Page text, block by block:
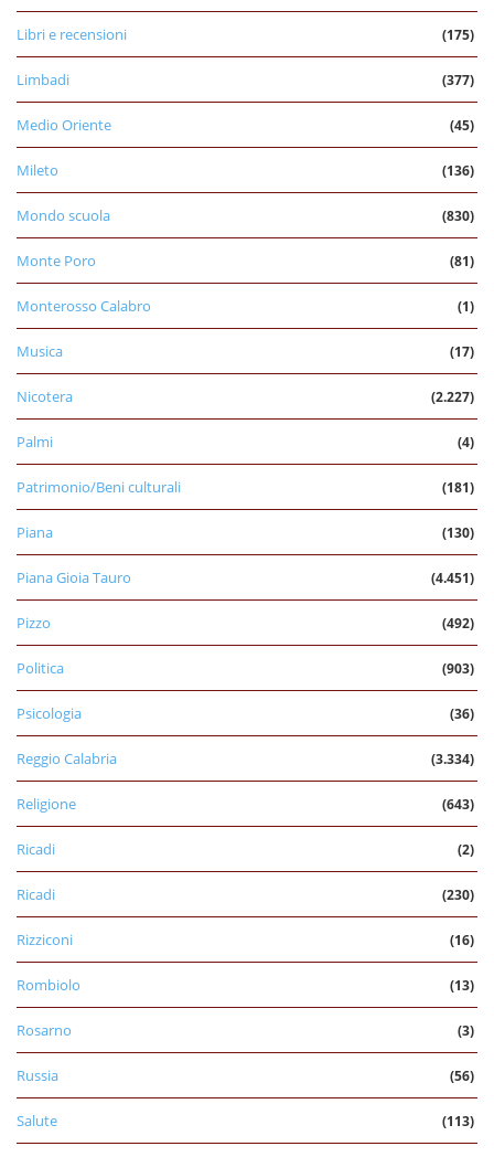
Libri e recensioni (175)
Limbadi (377)
Medio Oriente (45)
Mileto (136)
Mondo scuola (830)
Monte Poro (81)
Monterosso Calabro (1)
Musica (17)
Nicotera (2.227)
Palmi (4)
Patrimonio/Beni culturali (181)
Piana (130)
Piana Gioia Tauro (4.451)
Pizzo (492)
Politica (903)
Psicologia (36)
Reggio Calabria (3.334)
Religione (643)
Ricadi (2)
Ricadi (230)
Rizziconi (16)
Rombiolo (13)
Rosarno (3)
Russia (56)
Salute (113)